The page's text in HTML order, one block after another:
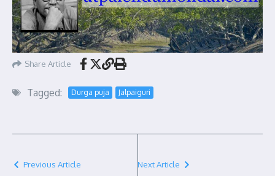
Share Article
Tagged: Durga puja Jalpaiguri
Previous Article Next Article